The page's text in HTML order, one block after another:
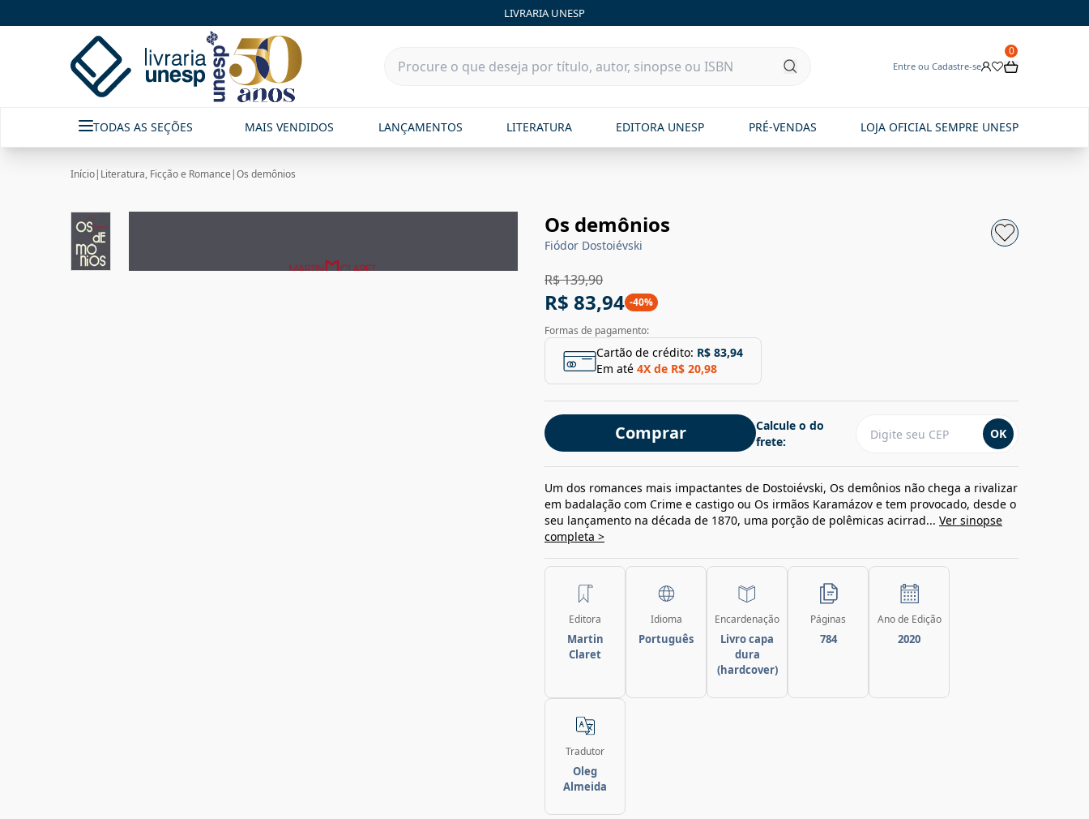
LIVRARIA UNESP
Entre ou Cadastre-se
0
TODAS AS SEÇÕES MAIS VENDIDOS LANÇAMENTOS LITERATURA EDITORA UNESP PRÉ-VENDAS LOJA OFICIAL SEMPRE UNESP
Início| Literatura, Ficção e Romance |Os demônios
Os demônios
Fiódor Dostoiévski
R$ 139,90
R$ 83,94 -40%
Formas de pagamento:
Cartão de crédito: R$ 83,94
Em até 4X de R$ 20,98
Comprar
Calcule o do
frete:
OK
Um dos romances mais impactantes de Dostoiévski, Os demônios não chega a rivalizar
em badalação com Crime e castigo ou Os irmãos Karamázov e tem provocado, desde o
seu lançamento na década de 1870, uma porção de polêmicas acirrad... Ver sinopse
completa >
Editora
Martin
Claret
Idioma
Português
Encardenação
Livro capa
dura
(hardcover)
Páginas
784
Ano de Edição
2020
Tradutor
Oleg
Almeida